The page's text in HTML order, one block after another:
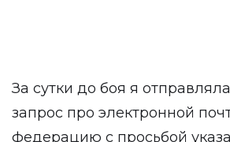
За сутки до боя я
запрос про электронной
федерацию с просьбой